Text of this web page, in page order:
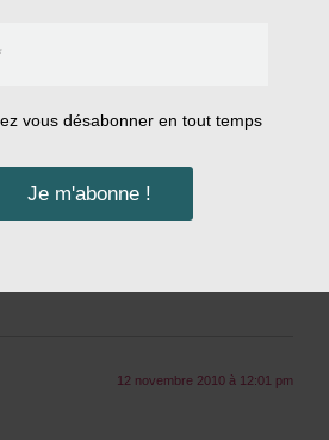
probablement incompatible avec le
pionnière et adepte des produits
produits. Que pourrait-êlle prendre
et sa déprime ?
12 novembre 2010 à 12:01 pm
vous désabonner en tout temps
Je m'abonne !